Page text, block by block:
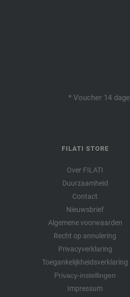
* Voucher 14
FILATI STORE
Over FILATI
Duurzaamheid
Contact
Nieuwsbrief
Algemene voorwaarden
Recht op annulering
Privacyverklaring
Toegankelijkheidsverklaring
Privacy-instellingen
Impressum